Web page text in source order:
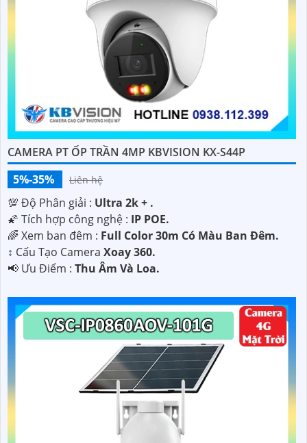
CAMERA PT ỐP TRẦN 4MP KBVISION KX-S44P
5%-35%
Liên hệ
💯 Độ Phân giải : Ultra 2k + .
🌠 Tích hợp công nghệ : IP POE.
🌈 Xem ban đêm : Full Color 30m Có Màu Ban Ðêm.
↕️ Cấu Tạo Camera Xoay 360.
️📢 Ưu Điểm : Thu Âm Và Loa.